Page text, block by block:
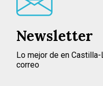
Newsletter
Lo mejor de en
correo